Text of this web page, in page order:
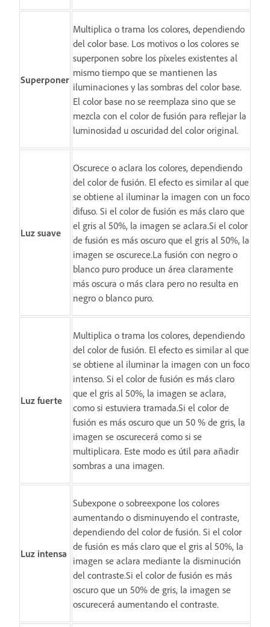
Superponer
Multiplica o trama los colores, dependiendo
del color base. Los motivos o los colores se
superponen sobre los píxeles existentes al
mismo tiempo que se mantienen las
iluminaciones y las sombras del color base.
El color base no se reemplaza sino que se
mezcla con el color de fusión para reflejar la
luminosidad u oscuridad del color original.
Luz suave
Oscurece o aclara los colores, dependiendo
del color de fusión. El efecto es similar al que
se obtiene al iluminar la imagen con un foco
difuso. Si el color de fusión es más claro que
el gris al 50%, la imagen se aclara.Si el color
de fusión es más oscuro que el gris al 50%, la
imagen se oscurece.La fusión con negro o
blanco puro produce un área claramente
más oscura o más clara pero no resulta en
negro o blanco puro.
Luz fuerte
Multiplica o trama los colores, dependiendo
del color de fusión. El efecto es similar al que
se obtiene al iluminar la imagen con un foco
intenso. Si el color de fusión es más claro
que el gris al 50%, la imagen se aclara,
como si estuviera tramada.Si el color de
fusión es más oscuro que un 50 % de gris, la
imagen se oscurecerá como si se
multiplicara. Este modo es útil para añadir
sombras a una imagen.
Luz intensa
Subexpone o sobreexpone los colores
aumentando o disminuyendo el contraste,
dependiendo del color de fusión. Si el color
de fusión es más claro que el gris al 50%, la
imagen se aclara mediante la disminución
del contraste.Si el color de fusión es más
oscuro que un 50% de gris, la imagen se
oscurecerá aumentando el contraste.